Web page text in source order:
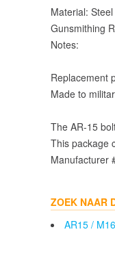
Material: Steel
Gunsmithing
Notes:
Replacement
Made to
The AR-15
This package
Manufacturer
ZOEK NAAR
AR15 /